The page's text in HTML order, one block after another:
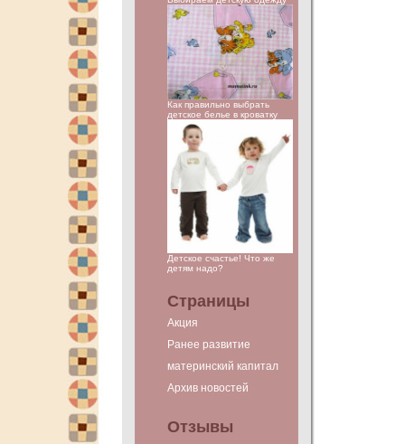
Как правильно выбрать
детское белье в кроватку
Детское счастье! Что же
детям надо?
Страницы
Акция
Ранее развитие
материнский капитал
Архив новостей
Отзывы